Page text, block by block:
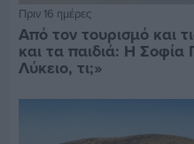
Πριν 16 ημέρες
Από τον τουρισμό και
και τα παιδιά: Η Σοφία
Λύκειο, τι;»